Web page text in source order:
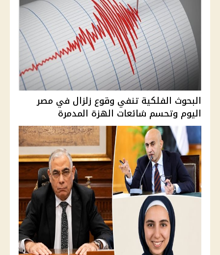
البحوث الفلكية تنفي وقوع زلزال في مصر
اليوم وتحسم شائعات الهزة المدمرة